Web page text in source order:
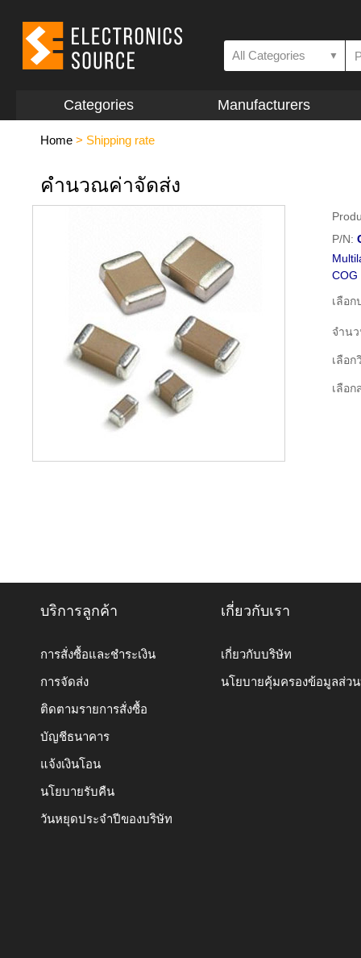
All Categories ▼
Categories Manufacturers
Home > Shipping rate
คำนวณค่าจัดส่ง
P/N:
COG
เลือก
จำน
เลือก
เลือก
บริการลูกค้า
การสั่งซื้อและชำระเงิน
การจัดส่ง
ติดตามรายการสั่งซื้อ
บัญชีธนาคาร
แจ้งเงินโอน
นโยบายรับคืน
วันหยุดประจำปีของบริษัท
เกี่ยวกับเรา
เกี่ยวกับบริษัท
นโยบายคุ้มครองข้อมูลส่ว